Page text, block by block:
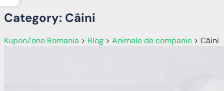
Category: Câini
KuponZone Romania > Blog > Animale de companie > Câini